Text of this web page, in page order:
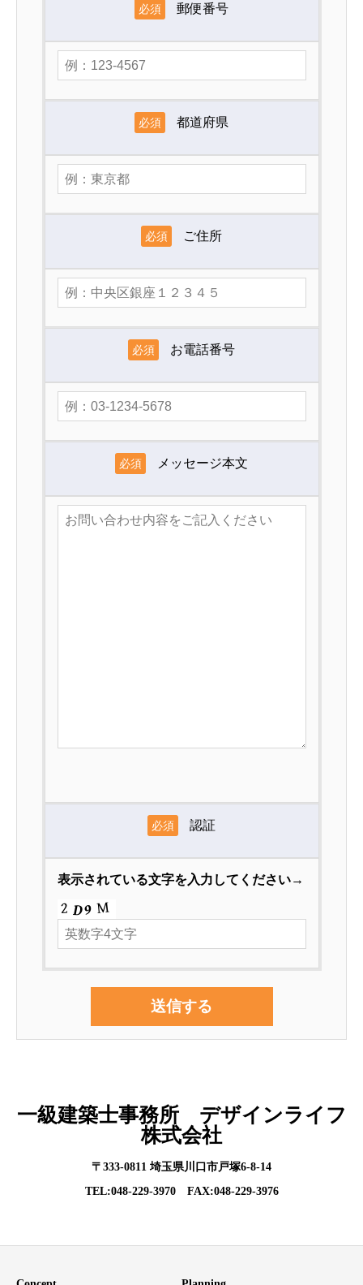
必須 郵便番号
必須 都道府県
必須 ご住所
必須 お電話番号
必須 メッセージ本文
必須 認証
表示されている文字を入力してください→
一級建築士事務所 デザインライフ
株式会社
〒333-0811 埼玉県川口市戸塚6-8-14
TEL:048-229-3970 FAX:048-229-3976